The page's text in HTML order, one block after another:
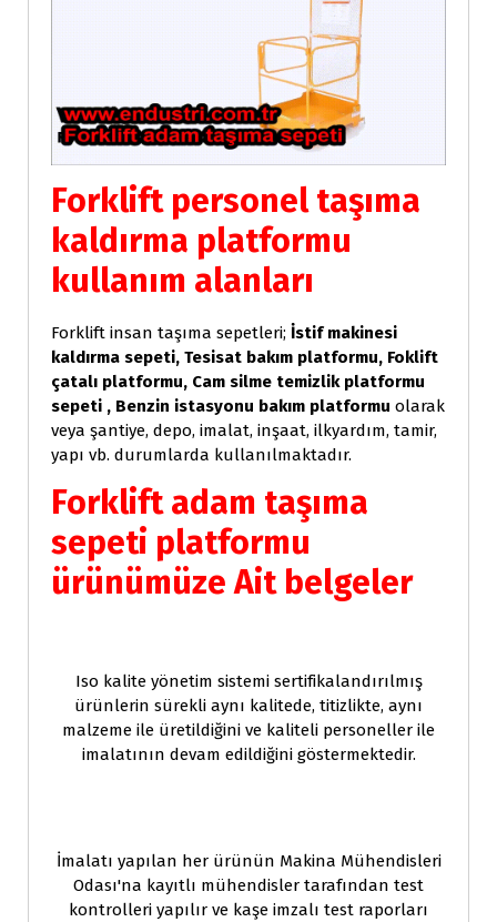
Forklift personel taşıma
kaldırma platformu
kullanım alanları
Forklift insan taşıma sepetleri; İstif makinesi
kaldırma sepeti, Tesisat bakım platformu, Foklift
çatalı platformu, Cam silme temizlik platformu
sepeti , Benzin istasyonu bakım platformu olarak
veya şantiye, depo, imalat, inşaat, ilkyardım, tamir,
yapı vb. durumlarda kullanılmaktadır.
Forklift adam taşıma
sepeti platformu
ürünümüze Ait belgeler
Iso kalite yönetim sistemi sertifikalandırılmış
ürünlerin sürekli aynı kalitede, titizlikte, aynı
malzeme ile üretildiğini ve kaliteli personeller ile
imalatının devam edildiğini göstermektedir.
İmalatı yapılan her ürünün Makina Mühendisleri
Odası'na kayıtlı mühendisler tarafından test
kontrolleri yapılır ve kaşe imzalı test raporları